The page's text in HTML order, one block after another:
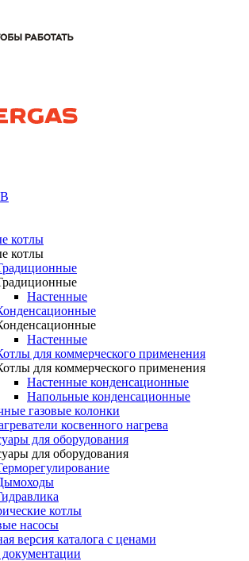
котлы
котлы
Настенные
Настенные
для коммерческого применения
для коммерческого применения
Настенные конденсационные
Напольные конденсационные
газовые колонки
косвенного нагрева
для оборудования
для оборудования
котлы
насосы
версия каталога с ценами